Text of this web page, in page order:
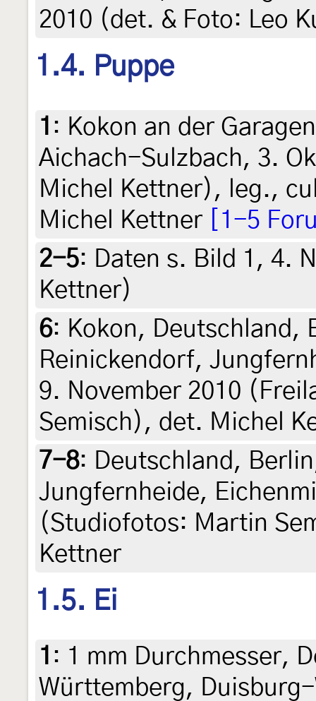
2010 (det. & Foto: Leo
1.4. Puppe
1 : Kokon an der
Aichach-Sulzbach, 3.
Michel Kettner), leg.,
Michel Kettner
[1-5
2-5: Daten s. Bild 1, 4.
Kettner)
6: Kokon, Deutschland,
Reinickendorf,
9. November 2010
Semisch), det. Michel
7-8: Deutschland,
Jungfernheide,
(Studiofotos: Martin
Kettner
1.5. Ei
1 : 1 mm Durchmesser,
Württemberg,